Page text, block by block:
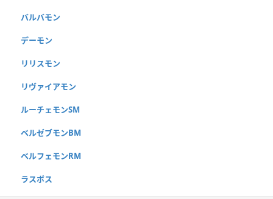
バルバモン
デーモン
リリスモン
リヴァイアモン
ルーチェモンSM
ベルゼブモンBM
ベルフェモンRM
ラスボス